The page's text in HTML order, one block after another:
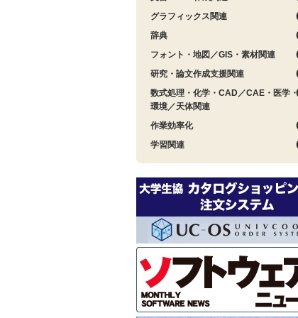
グラフィックス関連
辞典
フォント・地図／GIS・素材関連
研究・論文作成支援関連
数式処理・化学・CAD／CAE・医学・
環境／天体関連
作業効率化
学習関連